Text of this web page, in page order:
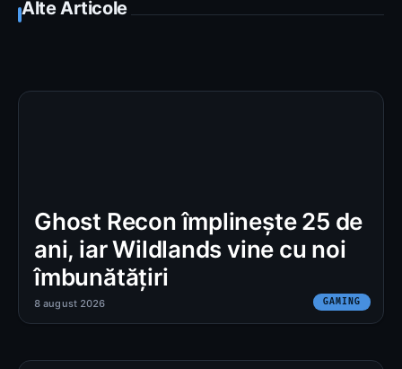
Alte Articole
Ghost Recon împlinește 25 de
ani, iar Wildlands vine cu noi
îmbunătățiri
GAMING
8 august 2026